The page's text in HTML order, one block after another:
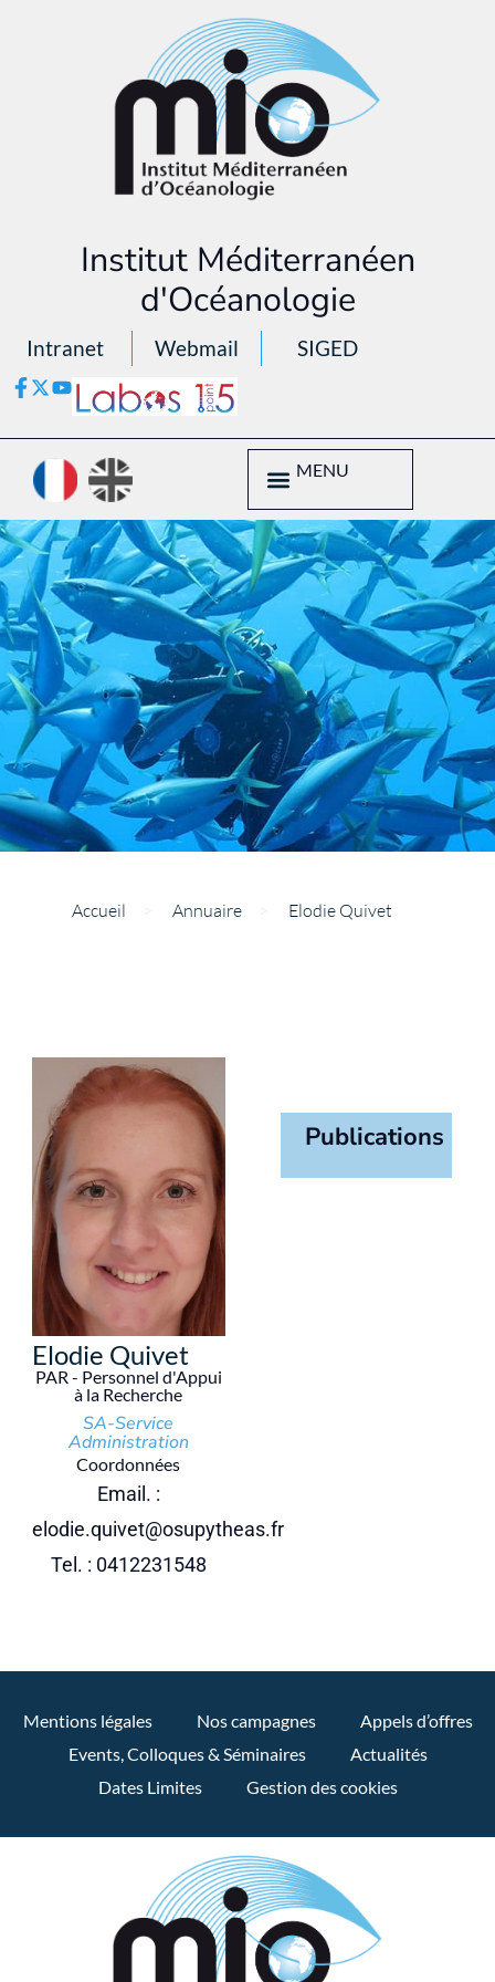
Institut Méditerranéen
d'Océanologie
Intranet Webmail SIGED
MENU
Accueil Annuaire Elodie Quivet
Elodie Quivet
PAR - Personnel d'Appui
à la Recherche
SA-Service
Administration
Coordonnées
Email. :
elodie.quivet@osupytheas.fr
Tel. : 0412231548
Publications
Mentions légales Nos campagnes
Appels d’offres
Events, Colloques & Séminaires
Actualités
Dates Limites
Gestion des cookies